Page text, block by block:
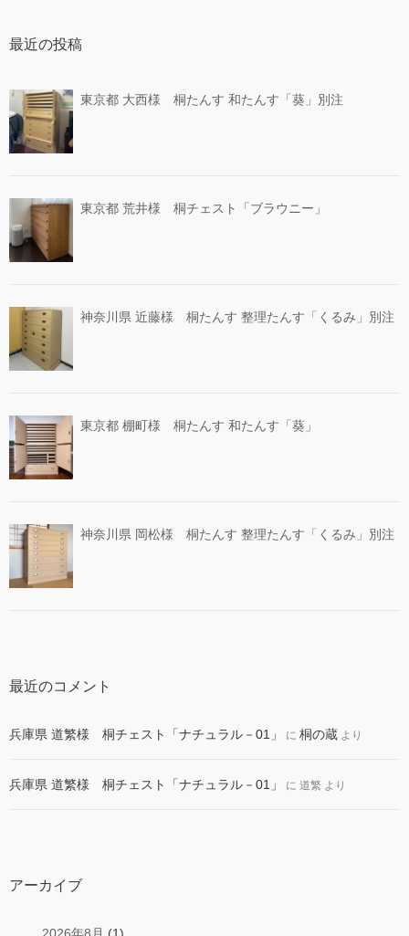
最近の投稿
東京都 大西様 桐たんす 和たんす「葵」別注
東京都 荒井様 桐チェスト「ブラウニー」
神奈川県 近藤様 桐たんす 整理たんす「くるみ」別注
東京都 棚町様 桐たんす 和たんす「葵」
神奈川県 岡松様 桐たんす 整理たんす「くるみ」別注
最近のコメント
兵庫県 道繁様 桐チェスト「ナチュラル－01」 に 桐の蔵 より
兵庫県 道繁様 桐チェスト「ナチュラル－01」 に 道繁 より
アーカイブ